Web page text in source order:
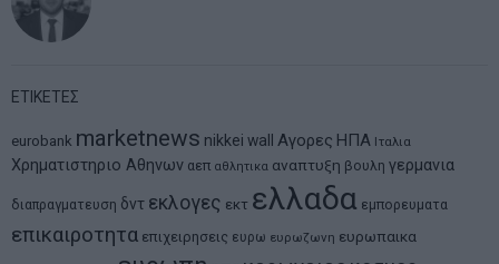
ΕΤΙΚΕΤΕΣ
eurobank marketnews nikkei wall Αγορες ΗΠΑ Ιταλια
Χρηματιστηριο Αθηνων αεπ αθλητικα αναπτυξη βουλη γερμανια
διαπραγματευση δντ εκλογες εκτ ελλαδα εμπορευματα
επικαιροτητα επιχειρησεις ευρω ευρωζωνη ευρωπαικα